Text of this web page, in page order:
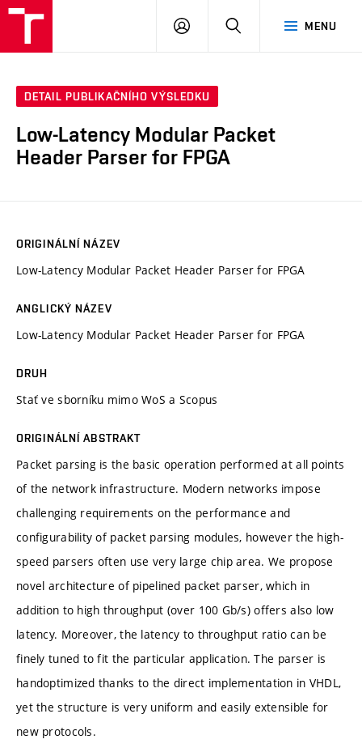
MENU
PŘIHLÁSIT
DETAIL PUBLIKAČNÍHO VÝSLEDKU
Low-Latency Modular Packet
Header Parser for FPGA
ORIGINÁLNÍ NÁZEV
Low-Latency Modular Packet Header Parser for FPGA
ANGLICKÝ NÁZEV
Low-Latency Modular Packet Header Parser for FPGA
DRUH
Stať ve sborníku mimo WoS a Scopus
ORIGINÁLNÍ ABSTRAKT
Packet parsing is the basic operation performed at all points
of the network infrastructure. Modern networks impose
challenging requirements on the performance and
configurability of packet parsing modules, however the high-
speed parsers often use very large chip area. We propose
novel architecture of pipelined packet parser, which in
addition to high throughput (over 100 Gb/s) offers also low
latency. Moreover, the latency to throughput ratio can be
finely tuned to fit the particular application. The parser is
handoptimized thanks to the direct implementation in VHDL,
yet the structure is very uniform and easily extensible for
new protocols.